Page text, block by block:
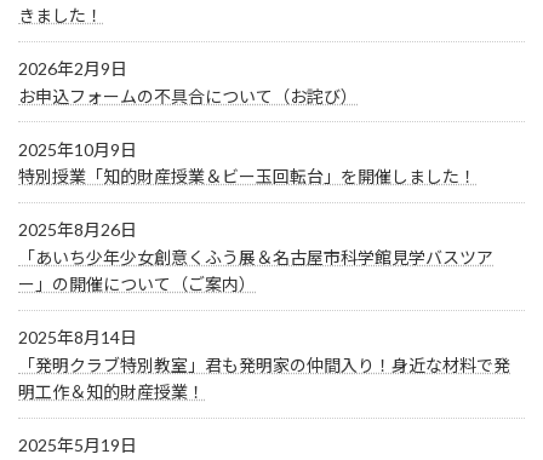
きました！
2026年2月9日
お申込フォームの不具合について（お詫び）
2025年10月9日
特別授業「知的財産授業＆ビー玉回転台」を開催しました！
2025年8月26日
「あいち少年少女創意くふう展＆名古屋市科学館見学バスツア
ー」の開催について（ご案内）
2025年8月14日
「発明クラブ特別教室」君も発明家の仲間入り！身近な材料で発
明工作＆知的財産授業！
2025年5月19日